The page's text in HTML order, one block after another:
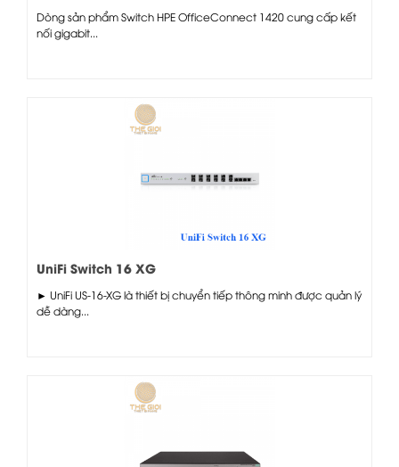
Dòng sản phẩm Switch HPE OfficeConnect 1420 cung cấp kết
nối gigabit...
UniFi Switch 16 XG
► UniFi US-16-XG là thiết bị chuyển tiếp thông minh được quản lý
dễ dàng...